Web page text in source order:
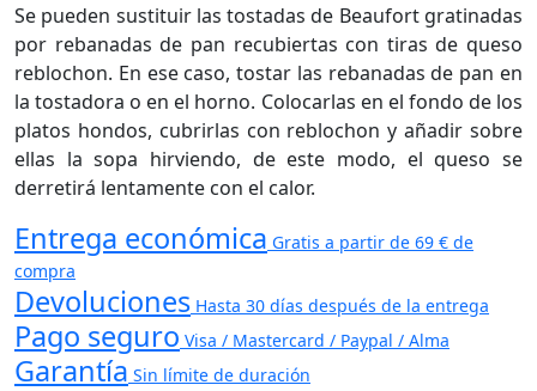
Se pueden sustituir las tostadas de Beaufort gratinadas
por rebanadas de pan recubiertas con tiras de queso
reblochon. En ese caso, tostar las rebanadas de pan en
la tostadora o en el horno. Colocarlas en el fondo de los
platos hondos, cubrirlas con reblochon y añadir sobre
ellas la sopa hirviendo, de este modo, el queso se
derretirá lentamente con el calor.
Entrega económica Gratis a partir de 69 € de
compra
Devoluciones Hasta 30 días después de la entrega
Pago seguro Visa / Mastercard / Paypal / Alma
Garantía Sin límite de duración